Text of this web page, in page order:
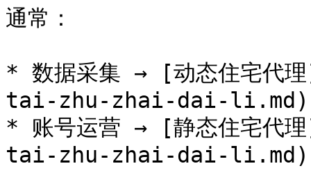
通常：
* 数据采集 → [动态住宅
tai-zhu-zhai-dai-li.md)
* 账号运营 → [静态住宅
tai-zhu-zhai-dai-li.md)